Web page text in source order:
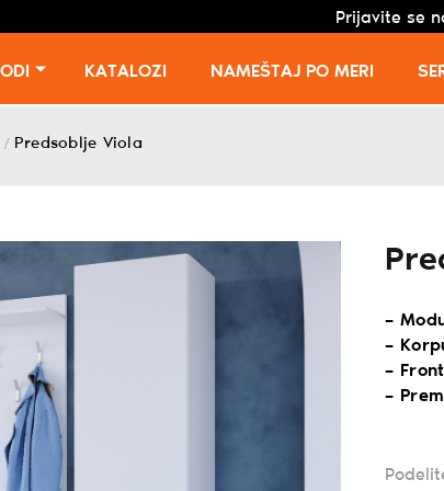
Prijavite se
KATALOZI NAMEŠTAJ PO MERI
/ Predsoblje Viola
–
–
–
–